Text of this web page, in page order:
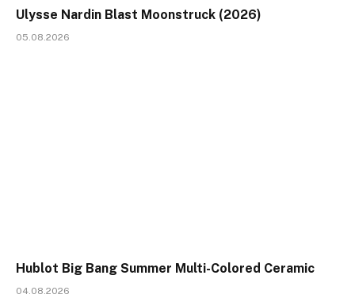
Ulysse Nardin Blast Moonstruck (2026)
05.08.2026
Hublot Big Bang Summer Multi-Colored Ceramic
04.08.2026